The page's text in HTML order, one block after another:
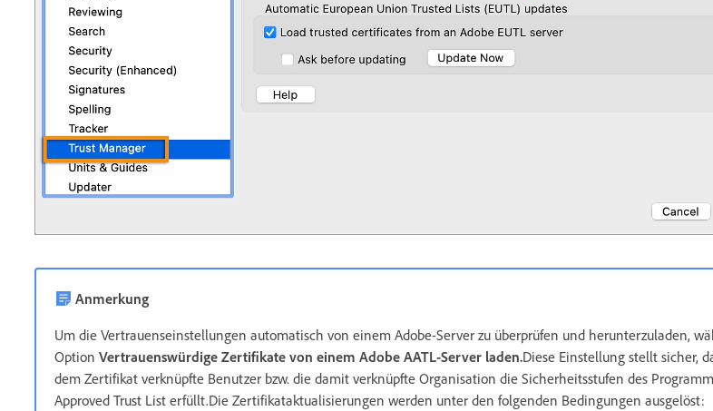
Anmerkung
Um die Vertrauenseinstellungen automatisch von einem Adobe-Server zu überprüfen und herunterzuladen,
Option Vertrauenswürdige Zertifikate von einem Adobe AATL-Server laden.Diese Einstellung stellt sicher,
dem Zertifikat verknüpfte Benutzer bzw. die damit verknüpfte Organisation die Sicherheitsstufen des
Approved Trust List erfüllt.Die Zertifikataktualisierungen werden unter den folgenden Bedingungen ausgelöst: